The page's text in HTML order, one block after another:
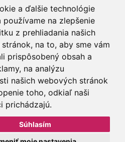
a ďalšie technológie
používame na zlepšenie
z prehliadania našich
na to, aby sme vám
prispôsobený obsah a
na analýzu
našich webových stránok
toho, odkiaľ naši
prichádzajú.
Súhlasím